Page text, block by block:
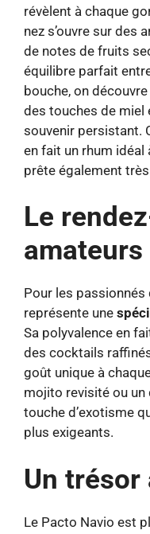
révèlent à chaque
nez s’ouvre sur des
de notes de fruits
équilibre parfait
bouche, on
des touches de miel
souvenir persistant.
en fait un rhum idéal
prête également
Le
Pour les
représente une
Sa polyvalence en
des cocktails
goût unique à
mojito revisité ou un
touche d’exotisme
plus exigeants.
Un
Le Pacto Navio est